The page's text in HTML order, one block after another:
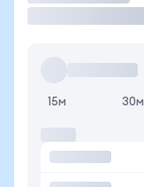
15м 30м